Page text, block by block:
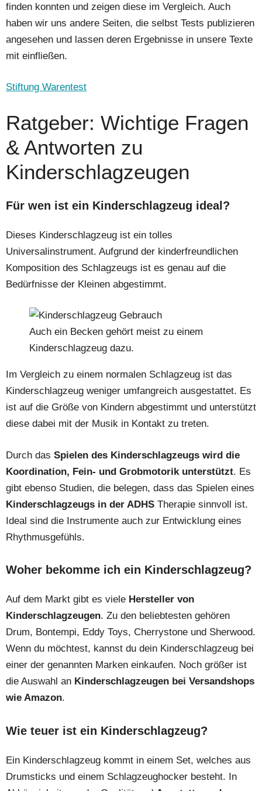
finden konnten und zeigen diese im Vergleich. Auch
haben wir uns andere Seiten, die selbst Tests publizieren
angesehen und lassen deren Ergebnisse in unsere Texte
mit einfließen.
Stiftung Warentest
Ratgeber: Wichtige Fragen
& Antworten zu
Kinderschlagzeugen
Für wen ist ein Kinderschlagzeug ideal?
Dieses Kinderschlagzeug ist ein tolles
Universalinstrument. Aufgrund der kinderfreundlichen
Komposition des Schlagzeugs ist es genau auf die
Bedürfnisse der Kleinen abgestimmt.
Auch ein Becken gehört meist zu einem
Kinderschlagzeug dazu.
Im Vergleich zu einem normalen Schlagzeug ist das
Kinderschlagzeug weniger umfangreich ausgestattet. Es
ist auf die Größe von Kindern abgestimmt und unterstützt
diese dabei mit der Musik in Kontakt zu treten.
Durch das Spielen des Kinderschlagzeugs wird die
Koordination, Fein- und Grobmotorik unterstützt. Es
gibt ebenso Studien, die belegen, dass das Spielen eines
Kinderschlagzeugs in der ADHS Therapie sinnvoll ist.
Ideal sind die Instrumente auch zur Entwicklung eines
Rhythmusgefühls.
Woher bekomme ich ein Kinderschlagzeug?
Auf dem Markt gibt es viele Hersteller von
Kinderschlagzeugen. Zu den beliebtesten gehören
Drum, Bontempi, Eddy Toys, Cherrystone und Sherwood.
Wenn du möchtest, kannst du dein Kinderschlagzeug bei
einer der genannten Marken einkaufen. Noch größer ist
die Auswahl an Kinderschlagzeugen bei Versandshops
wie Amazon.
Wie teuer ist ein Kinderschlagzeug?
Ein Kinderschlagzeug kommt in einem Set, welches aus
Drumsticks und einem Schlagzeughocker besteht. In